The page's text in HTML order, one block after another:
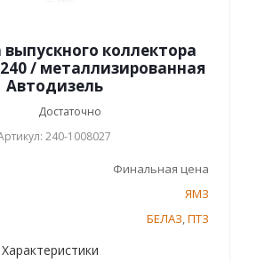
коллектора
/ металлизированная
Автодизель
Достаточно
240-1008027
Финальная цена
ЯМЗ
БЕЛАЗ,ПТЗ
Характеристики